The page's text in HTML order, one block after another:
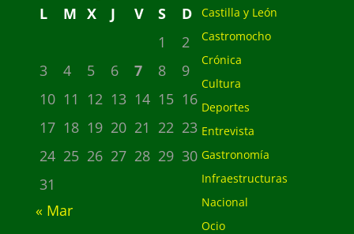
L M X J V S
D
1
2
3
4 5 6 7 8
9
10 11 12 13 14 15 16
17 18 19 20 21 22 23
24 25 26 27 28 29 30
31
« Mar
Castilla y León
Castromocho
Crónica
Cultura
Deportes
Entrevista
Gastronomía
Infraestructuras
Nacional
Ocio